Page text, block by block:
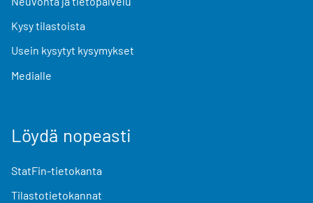
Kysy tilastoista
Usein kysytyt kysymykset
Medialle
Löydä nopeasti
StatFin-tietokanta
Tilastotietokannat